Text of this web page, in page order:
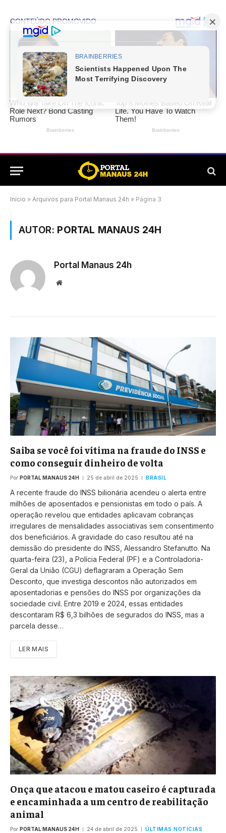
Início » Arquivos para Portal Manaus 24h » Página 3
AUTOR: PORTAL MANAUS 24H
Portal Manaus 24h
Website
Saiba se você foi vítima na fraude do INSS e
como conseguir dinheiro de volta
Por PORTAL MANAUS 24H 25 de abril de 2025 BRASIL
A recente fraude do INSS bilionária acendeu o alerta entre
milhões de aposentados e pensionistas em todo o país. A
operação revelou que entidades aplicavam cobranças
irregulares de mensalidades associativas sem consentimento
dos beneficiários. A gravidade do caso resultou até na
demissão do presidente do INSS, Alessandro Stefanutto. Na
quarta-feira (23), a Polícia Federal (PF) e a Controladoria-
Geral da União (CGU) deflagraram a Operação Sem
Desconto, que investiga descontos não autorizados em
aposentadorias e pensões do INSS por organizações da
sociedade civil. Entre 2019 e 2024, essas entidades
descontaram R$ 6,3 bilhões de segurados do INSS, mas a
parcela desse…
LER MAIS
Onça que atacou e matou caseiro é capturada
e encaminhada a um centro de reabilitação
animal
Por PORTAL MANAUS 24H 24 de abril de 2025 ÚLTIMAS NOTÍCIAS